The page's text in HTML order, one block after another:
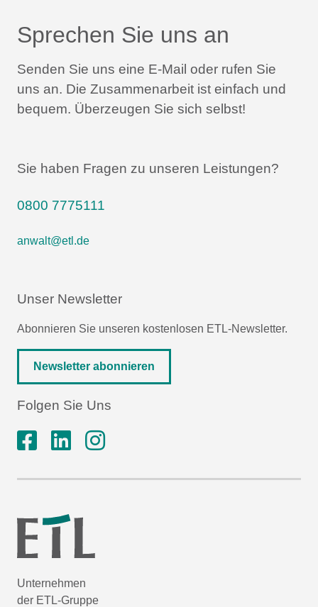
Sprechen Sie uns an
Senden Sie uns eine E-Mail oder rufen Sie
uns an. Die Zusammenarbeit ist einfach und
bequem. Überzeugen Sie sich selbst!
Sie haben Fragen zu unseren Leistungen?
0800 7775111
anwalt@etl.de
Unser Newsletter
Abonnieren Sie unseren kostenlosen ETL-Newsletter.
Newsletter abonnieren
Folgen Sie Uns
Unternehmen
der ETL-Gruppe